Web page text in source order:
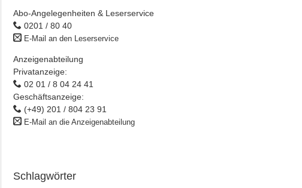
Abo-Angelegenheiten & Leserservice
0201 / 80 40
E-Mail an den Leserservice
Anzeigenabteilung
Privatanzeige:
02 01 / 8 04 24 41
Geschäftsanzeige:
(+49) 201 / 804 23 91
E-Mail an die Anzeigenabteilung
Schlagwörter